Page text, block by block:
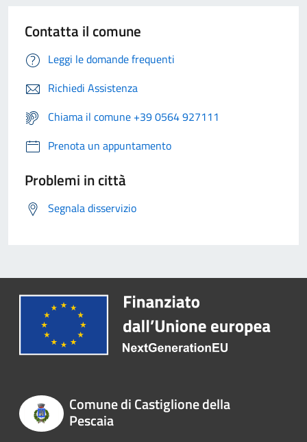
Contatta il comune
Leggi le domande frequenti
Richiedi Assistenza
Chiama il comune +39 0564 927111
Prenota un appuntamento
Problemi in città
Segnala disservizio
Comune di Castiglione della
Pescaia